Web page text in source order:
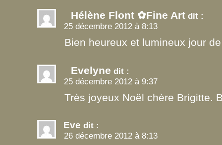
Hélène Flont ✿Fine Art dit :
25 décembre 2012 à 8:13
Bien heureux et lumineux jour
Evelyne dit :
25 décembre 2012 à 9:37
Très joyeux Noël chère Brigitte.
Eve dit :
26 décembre 2012 à 8:13